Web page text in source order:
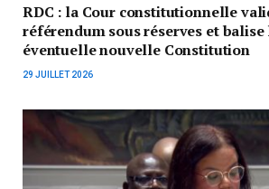
RDC : la Cour constitutionnelle
référendum sous réserves et
éventuelle nouvelle Constitution
29 JUILLET 2026